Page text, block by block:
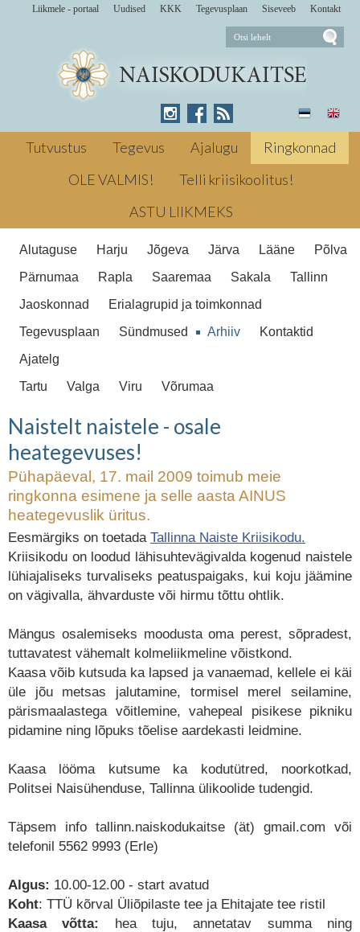
Liikmele - portaal Uudised KKK Tegevusplaan Siseveeb Kontakt
Naistelt naistele - osale
Pühapäeval, 17. mail 2009 toimub meie
heategevuslik üritus. aprillil 2009
Heategevus Kriisiabi ← Eelmine Muljeid
Naiskodukaitse mälestuspäev
heategevus; tallinna naiste kriisikodu
Tutvustus Tegevus Ajalugu
Ringkonnad
OLE VALMIS!
Telli kriisikoolitus!
ASTU LIIKMEKS
Alutaguse Harju Jõgeva Järva Lääne
Põlva
Pärnumaa
Rapla Saaremaa Sakala
Tallinn
Jaoskonnad
Erialagrupid ja toimkonnad
Tegevusplaan
Sündmused Arhiiv
Kontaktid
Ajatelg
Tartu
Valga Viru Võrumaa
Naistelt naistele - osale
heategevuses!
Pühapäeval, 17. mail 2009 toimub meie
ringkonna esimene ja selle aasta AINUS
heategevuslik üritus.
Eesmärgiks on toetada Tallinna Naiste Kriisikodu.
Kriisikodu on loodud lähisuhtevägivalda kogenud naistele
lühiajaliseks turvaliseks peatuspaigaks, kui koju jäämine
on vägivalla, ähvarduste või hirmu tõttu ohtlik.
Mängus osalemiseks moodusta oma perest, sõpradest,
tuttavatest vähemalt kolmeliikmeline võistkond.
Kaasa võib kutsuda ka lapsed ja vanaemad, kellele ei käi
üle jõu metsas jalutamine, tormisel merel seilamine,
pärismaalastega võitlemine, vahepeal pisikese pikniku
pidamine ning lõpuks tõelise aardekasti leidmine.
Kaasa lööma kutsume ka kodutütred, noorkotkad,
Politsei Naisühenduse, Tallinna ülikoolide tudengid.
Täpsem info tallinn.naiskodukaitse (ät) gmail.com või
telefonil 5562 9993 (Erle)
Algus: 10.00-12.00 - start avatud
Koht: TTÜ kõrval Üliõpilaste tee ja Ehitajate tee ristil
Kaasa võtta:
hea tuju, annetatav summa ning